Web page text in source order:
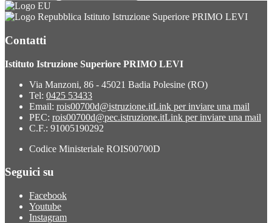
Istituto Istruzione Superiore PRIMO LEVI
Contatti
Istituto Istruzione Superiore PRIMO LEVI
Via Manzoni, 86 - 45021 Badia Polesine (RO)
Tel: 0425 53433
Email: rois00700d@istruzione.itLink per inviare una mail
PEC: rois00700d@pec.istruzione.itLink per inviare una mail
C.F.: 91005190292
Codice Ministeriale ROIS00700D
Seguici su
Facebook
Youtube
Instagram